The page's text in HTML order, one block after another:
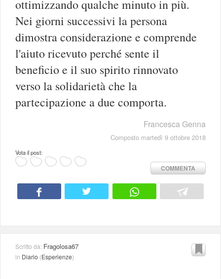
ottimizzando qualche minuto in più.
Nei giorni successivi la persona
dimostra considerazione e comprende
l'aiuto ricevuto perché sente il
beneficio e il suo spirito rinnovato
verso la solidarietà che la
partecipazione a due comporta.
Francesca Genna
Composto martedì 9 ottobre 2018
Vota il post:
COMMENTA
Scritto da: Fragolosa67
in Diario (Esperienze)